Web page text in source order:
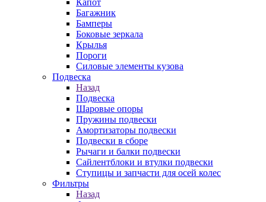
Капот
Багажник
Бамперы
Боковые зеркала
Крылья
Пороги
Силовые элементы кузова
Подвеска
Назад
Подвеска
Шаровые опоры
Пружины подвески
Амортизаторы подвески
Подвески в сборе
Рычаги и балки подвески
Сайлентблоки и втулки подвески
Ступицы и запчасти для осей колес
Фильтры
Назад